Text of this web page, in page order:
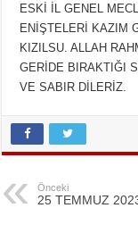
ESKİ İL GENEL
ENİŞTELERİ KAZIM
KIZILSU. ALLAH
GERİDE BIRAKTIĞI
VE SABIR DİLERİZ.
Önceki
25 TEMMUZ